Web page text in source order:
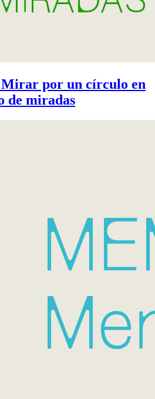
Mirar por un círculo en
de miradas